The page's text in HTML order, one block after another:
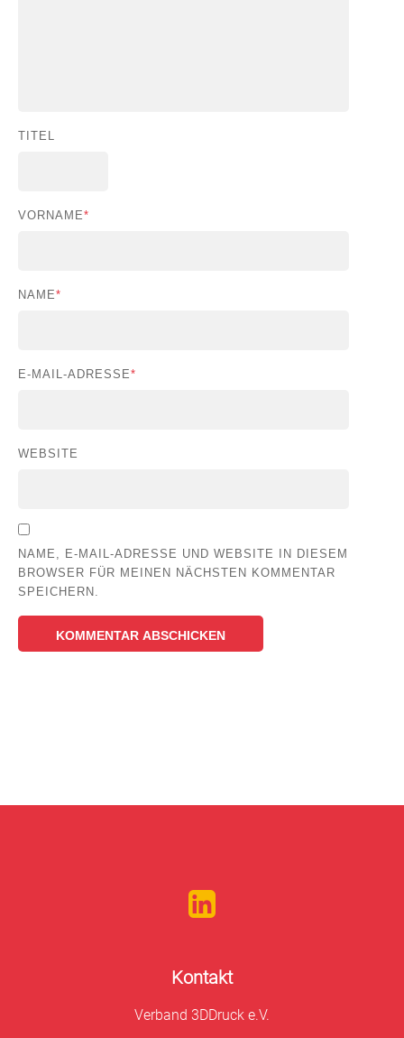
TITEL
VORNAME*
NAME*
E-MAIL-ADRESSE*
WEBSITE
NAME, E-MAIL-ADRESSE UND WEBSITE IN DIESEM
BROWSER FÜR MEINEN NÄCHSTEN KOMMENTAR
SPEICHERN.
Kontakt
Verband 3DDruck e.V.